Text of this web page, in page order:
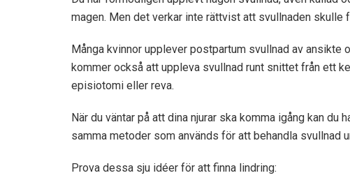
magen. Men det verkar inte rättvist att svullnaden
Många kvinnor upplever postpartum svullnad av
kommer också att uppleva svullnad runt snittet från ett
episiotomi eller reva.
När du väntar på att dina njurar ska komma igång kan
samma metoder som används för att behandla svullnad
Prova dessa sju idéer för att finna lindring: